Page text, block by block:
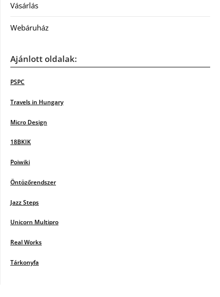
Vásárlás
Webáruház
Ajánlott oldalak:
PSPC
Travels in Hungary
Micro Design
18BKIK
Poiwiki
Öntözőrendszer
Jazz Steps
Unicorn Multipro
Real Works
Tárkonyfa